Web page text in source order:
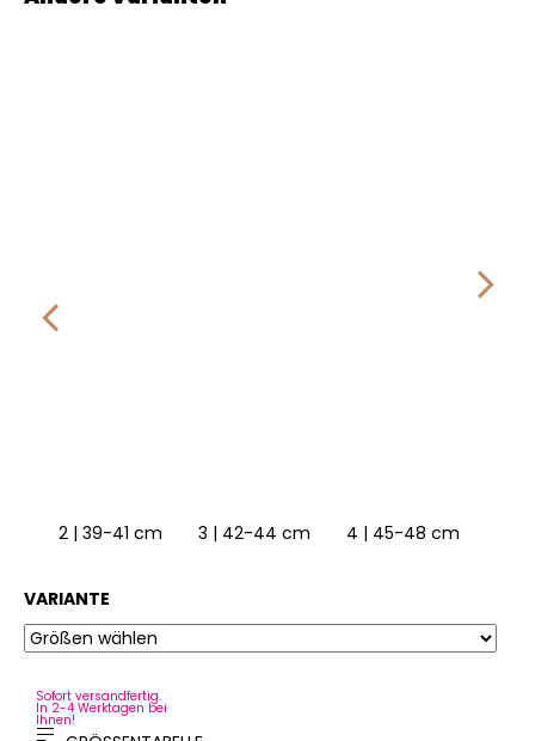
6 | 54-57 cm
2 | 39-41 cm 3 | 42-44 cm 4 | 45-48 cm
VARIANTE
Sofort versandfertig.
In 2-4 Werktagen bei
Ihnen!